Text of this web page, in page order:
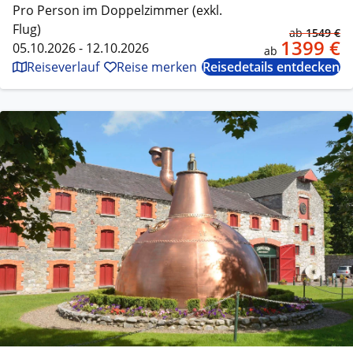
Pro Person im Doppelzimmer (exkl.
Flug)
05.10.2026 - 12.10.2026
ab1549 €
ab 1399 €
Reiseverlauf Reise merken Reisedetails entdecken